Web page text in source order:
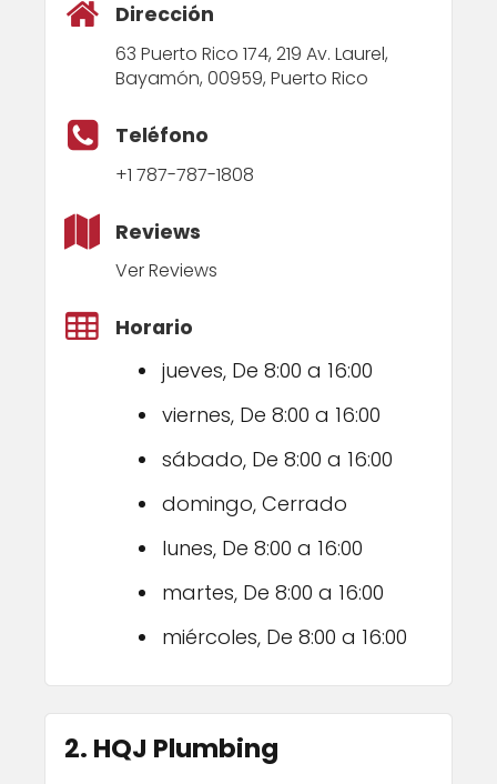
Dirección
63 Puerto Rico 174, 219 Av. Laurel,
Bayamón, 00959, Puerto Rico
Teléfono
+1 787-787-1808
Reviews
Ver Reviews
Horario
jueves, De 8:00 a 16:00
viernes, De 8:00 a 16:00
sábado, De 8:00 a 16:00
domingo, Cerrado
lunes, De 8:00 a 16:00
martes, De 8:00 a 16:00
miércoles, De 8:00 a 16:00
2. HQJ Plumbing